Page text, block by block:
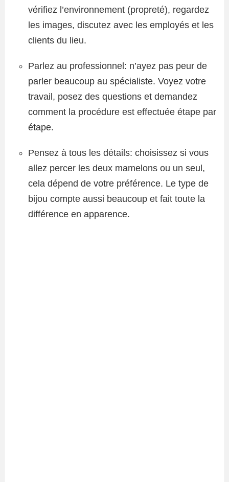
vérifiez l’environnement (propreté), regardez
les images, discutez avec les employés et les
clients du lieu.
Parlez au professionnel: n’ayez pas peur de
parler beaucoup au spécialiste. Voyez votre
travail, posez des questions et demandez
comment la procédure est effectuée étape par
étape.
Pensez à tous les détails: choisissez si vous
allez percer les deux mamelons ou un seul,
cela dépend de votre préférence. Le type de
bijou compte aussi beaucoup et fait toute la
différence en apparence.